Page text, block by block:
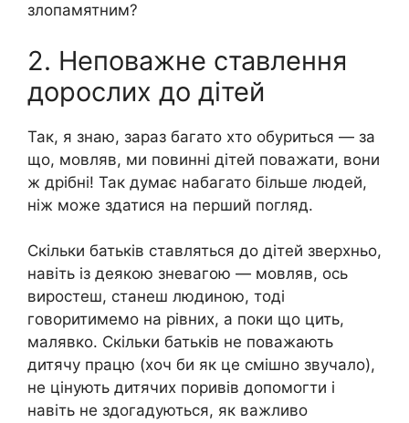
злопамятним?
2. Неповажне ставлення
дорослих до дітей
Так, я знаю, зараз багато хто обуриться — за
що, мовляв, ми повинні дітей поважати, вони
ж дрібні! Так думає набагато більше людей,
ніж може здатися на перший погляд.
Скільки батьків ставляться до дітей зверхньо,
​​навіть із деякою зневагою — мовляв, ось
виростеш, станеш людиною, тоді
говоритимемо на рівних, а поки що цить,
малявко. Скільки батьків не поважають
дитячу працю (хоч би як це смішно звучало),
не цінують дитячих поривів допомогти і
навіть не здогадуються, як важливо